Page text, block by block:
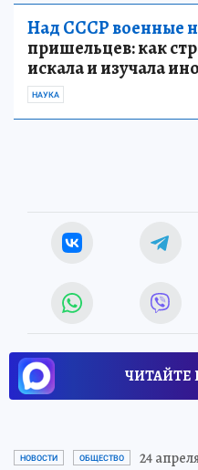
Над СССР военные
пришельцев: как
искала и изучала
НАУКА
ЧИТАЙТЕ
НОВОСТИ ОБЩЕСТВО 24